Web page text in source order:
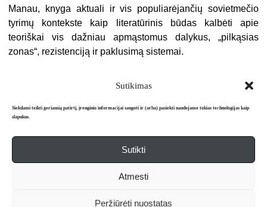
Sutikimas
Siekdami teikti geriausią patirtį, įrenginio informacijai saugoti ir (arba) pasiekti naudojame tokias technologijas kaip
slapukus.
Sutikti
Atmesti
Peržiūrėti nuostatas
Manau, knyga aktuali ir vis populiarėjančių sovietmečio
tyrimų kontekste kaip literatūrinis būdas kalbėti apie
teoriškai vis dažniau apmąstomus dalykus, „pilkąsias
zonas“, rezistenciją ir paklusimą sistemai.